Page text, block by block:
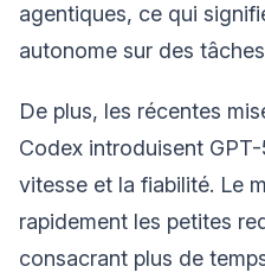
agentiques, ce qui
autonome sur des
De plus, les récentes
Codex introduisent
vitesse et la fiabilité. Le
rapidement les petites
consacrant plus de